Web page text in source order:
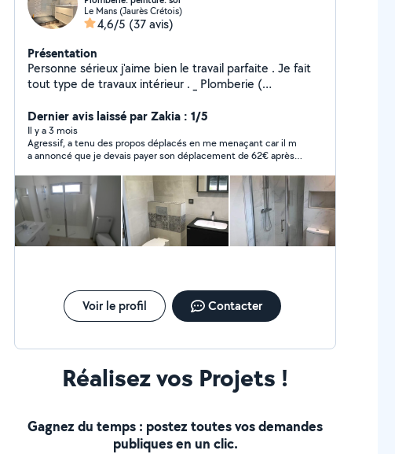
Le Mans (Jaurès Crétois)
4,6/5 (37 avis)
Présentation
Personne sérieux j'aime bien le travail parfaite . Je fait
tout type de travaux intérieur . _ Plomberie (
peinture ( enduits , toile de verre. Tapepessier.
Ponçage. .. ) _ sol ( lino . Parquet . Faeince. Carrelage. )
_ devis gratuit
Dernier avis laissé par Zakia : 1/5
Il y a 3 mois
Agressif, a tenu des propos déplacés en me menaçant car il m
a annoncé que je devais payer son déplacement de 62€ après
contacté la police qui fort heureusement lui a demandé de
quitter mon logement immédiatement, très mauvaise
expérience devant ma fille, une honte
Voir le profil Contacter
Réalisez vos Projets !
Gagnez du temps : postez toutes vos demandes
publiques en un clic.